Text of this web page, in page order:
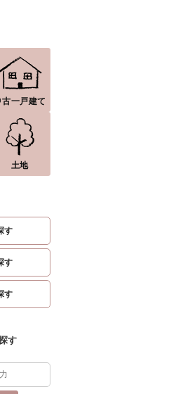
古一戸建て
土地
す
す
す
す